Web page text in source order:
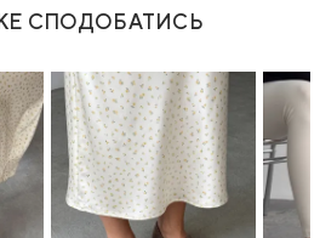
СПОДОБАТИСЬ